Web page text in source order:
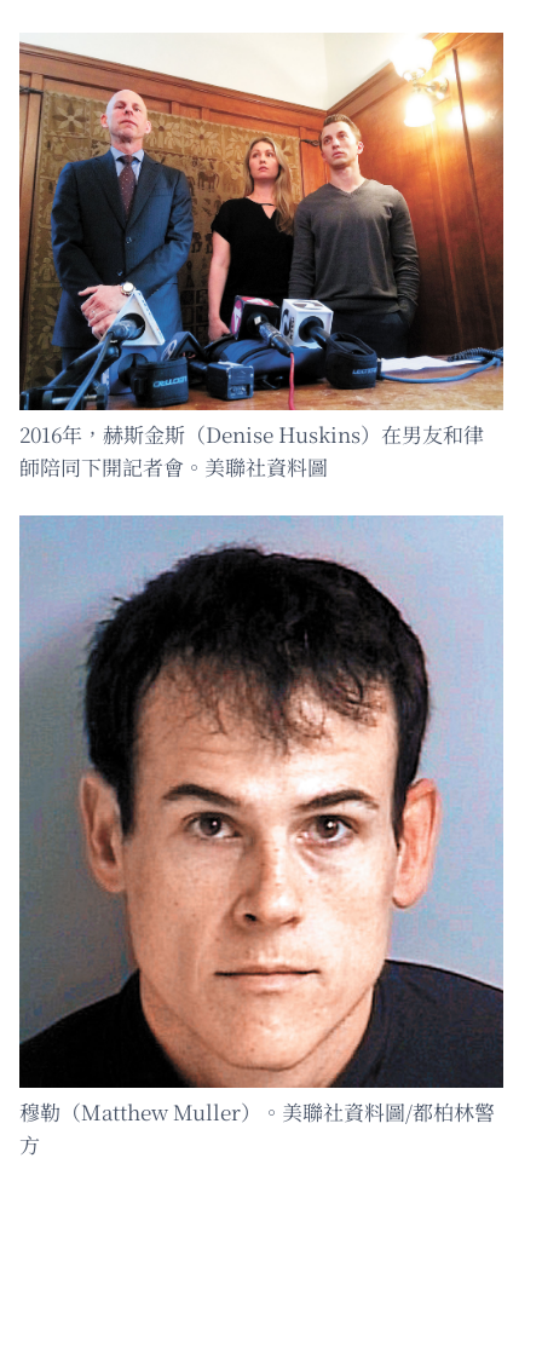
2016年，赫斯金斯（Denise Huskins）在男友和律
師陪同下開記者會。美聯社資料圖
穆勒（Matthew Muller）。美聯社資料圖/都柏林警
方